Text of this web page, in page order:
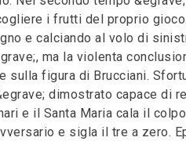
i frutti del proprio
e calciando al volo di
ma la violenta
sulla figura di Brucciani.
dimostrato capace di
e il Santa Maria cala il
e sigla il tre a zero.